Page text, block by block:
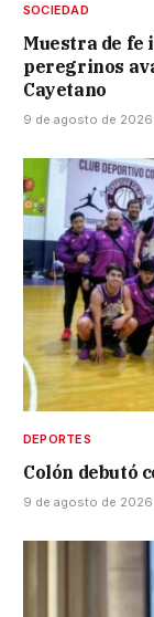
SOCIEDAD
Muestra de fe
peregrinos
Cayetano
9 de agosto de 2026
DEPORTES
Colón debutó
9 de agosto de 2026